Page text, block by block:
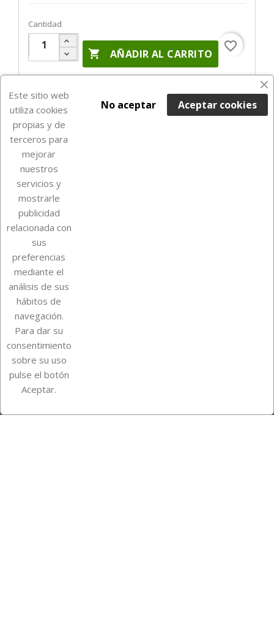
Cantidad
 AÑADIR AL CARRITO
favorite_border

Su cuenta
Información de la tienda
InstagramTikTok
Este sitio web
utiliza cookies
propias y de
terceros para
mejorar
nuestros
servicios y
mostrarle
publicidad
relacionada con
sus
preferencias
mediante el
análisis de sus
hábitos de
navegación.
Para dar su
consentimiento
sobre su uso
pulse el botón
Aceptar.
Aceptar cookies
No aceptar